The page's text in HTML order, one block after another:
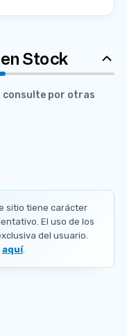
Stock
por otras
sitio tiene carácter
El uso de los
del usuario.
aquí.